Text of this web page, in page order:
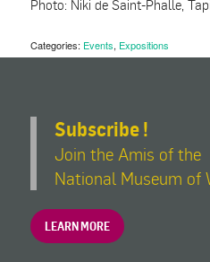
Photo: Niki de Saint-Phalle,
Categories: Events, Expositions
Subscribe !
Join the Amis of the
National Museum of
LEARN MORE